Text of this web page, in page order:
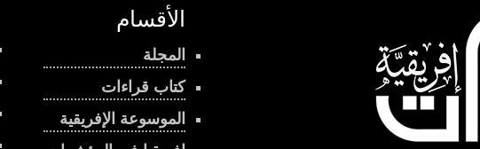
الأقسام
المجلة
كتاب قراءات
الموسوعة الإفريقية